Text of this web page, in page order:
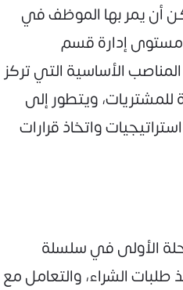
أن يمر بها الموظف في
إدارة قسم
الأساسية التي تركز
للمشتريات، ويتطور إلى
واتخاذ قرارات
الأولى في سلسلة
طلبات الشراء، والتعامل مع